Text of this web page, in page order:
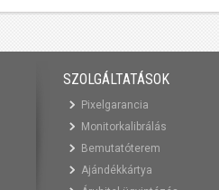
SZOLGÁLTATÁSOK
Pixelgarancia
Monitorkalibrálás
Bemutatóterem
Ajándékkártya